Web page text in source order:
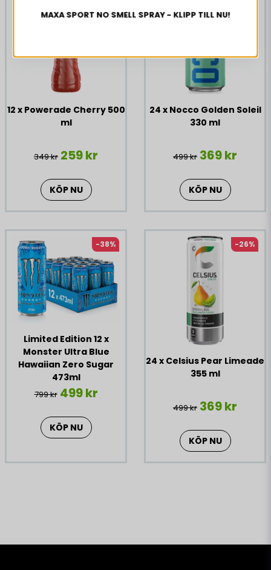
12 x Powerade Cherry 500
ml
349 kr 259 kr
KÖP NU
24 x Nocco Golden Soleil
330 ml
499 kr 369 kr
KÖP NU
Limited Edition 12 x
Monster Ultra Blue
Hawaiian Zero Sugar
473ml
-38%
799 kr 499 kr
KÖP NU
24 x Celsius Pear Limeade
355 ml
-26%
499 kr 369 kr
KÖP NU
MAXA SPORT NO SMELL SPRAY - KLIPP TILL NU!